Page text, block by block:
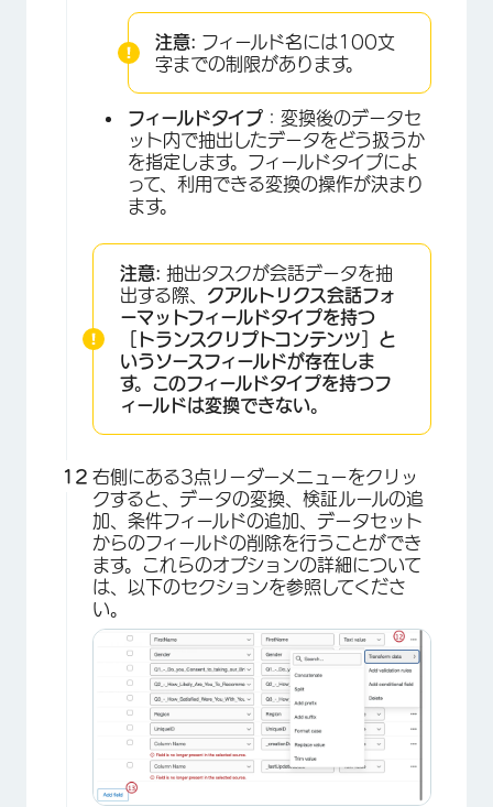
×
×
注意: フィールド名には100文
字までの制限があります。
フィールドタイプ ：変換後のデータセ
ット内で抽出したデータをどう扱うか
を指定します。フィールドタイプによ
って、利用できる変換の操作が決まり
ます。
注意: 抽出タスクが会話データを抽
出する際、 クアルトリクス会話フォ
ーマットフィールドタイプを持つ
［トランスクリプトコンテンツ］と
いうソースフィールドが存在しま
す。このフィールドタイプを持つフ
ィールドは変換できない。
右側にある3点リーダーメニューをクリッ
クすると、データの変換、検証ルールの追
加、条件フィールドの追加、データセット
からのフィールドの削除を行うことができ
ます。これらのオプションの詳細について
は、以下のセクションを参照してくださ
い。